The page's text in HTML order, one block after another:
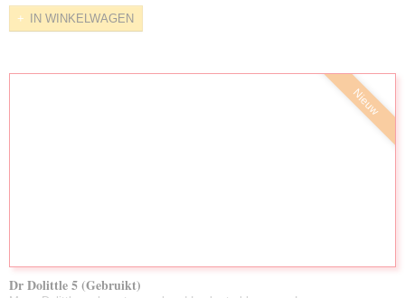
IN WINKELWAGEN
Nieuw
Dr Dolittle 5 (Gebruikt)